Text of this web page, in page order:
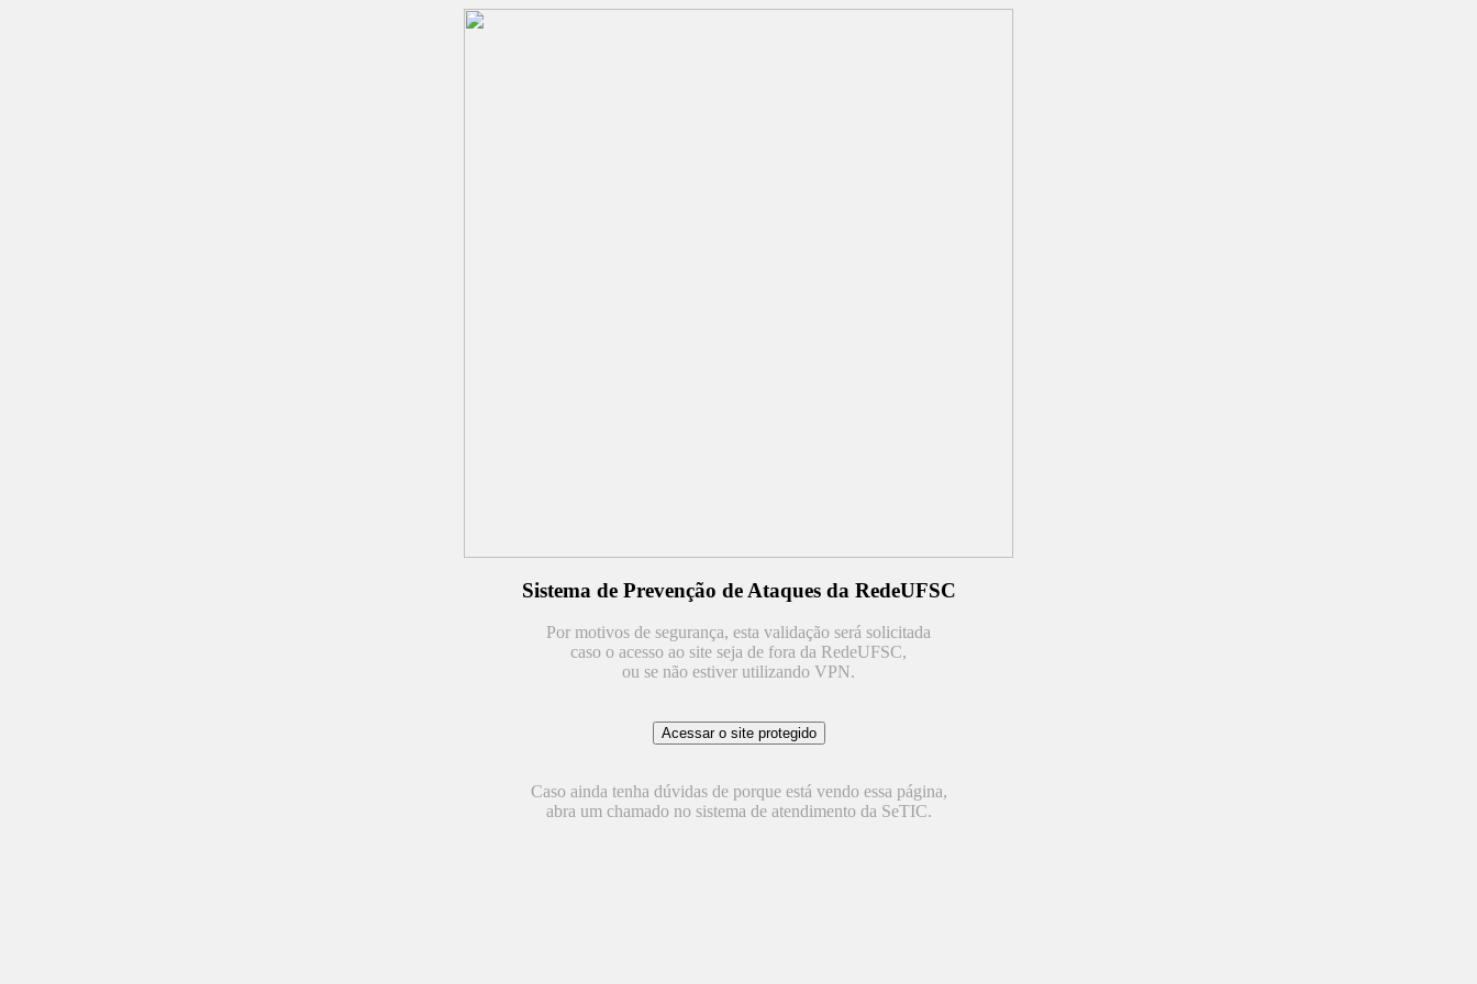
Sistema de Prevenção de Ataques da RedeUFSC
Por motivos de segurança, esta validação será solicitada
caso o acesso ao site seja de fora da RedeUFSC,
ou se não estiver utilizando VPN.
Caso ainda tenha dúvidas de porque está vendo essa página,
abra um chamado no sistema de atendimento da SeTIC.